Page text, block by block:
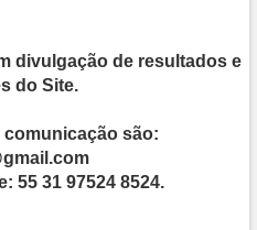
divulgação de resultados e
do Site.
comunicação são:
55 31 97524 8524.